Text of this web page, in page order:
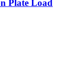
Plate Load